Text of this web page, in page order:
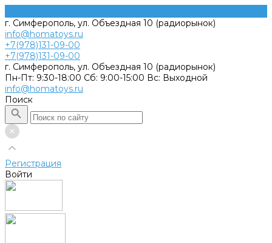
г. Симферополь, ул. Объездная 10 (радиорынок)
info@homatoys.ru
+7(978)131-09-00
+7(978)131-09-00
г. Симферополь, ул. Объездная 10 (радиорынок)
Пн-Пт: 9:30-18:00 Cб: 9:00-15:00 Вс: Выходной
info@homatoys.ru
Поиск
Регистрация
Войти